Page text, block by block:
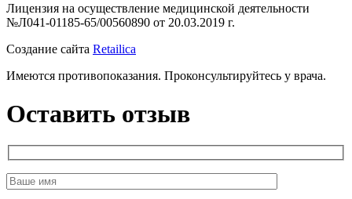
Лицензия на осуществление медицинской деятельности
№Л041-01185-65/00560890 от 20.03.2019 г.
Создание сайта Retailica
Имеются противопоказания. Проконсультируйтесь у врача.
Оставить отзыв